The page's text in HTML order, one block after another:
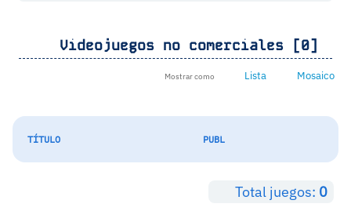
Videojuegos no comerciales [0]
Mostrar como Lista Mosaico
TÍTULO PUBL
Total juegos: 0